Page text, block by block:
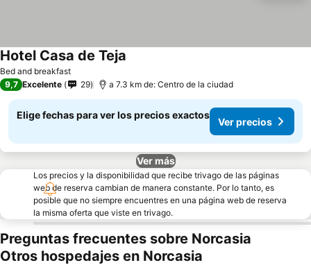
Bed and breakfast
Hotel Casa de Teja
9,7 Excelente 29 a 7.3 km de: Centro de la ciudad
Elige fechas para ver los precios exactos
Ver precios
Ver más
Los precios y la disponibilidad que recibe trivago de las páginas
web de reserva cambian de manera constante. Por lo tanto, es
posible que no siempre encuentres en una página web de reserva
la misma oferta que viste en trivago.
Preguntas frecuentes sobre Norcasia
Otros hospedajes en Norcasia